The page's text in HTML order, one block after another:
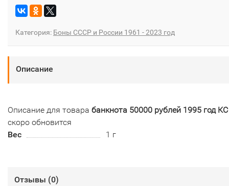
Категория: Боны СССР и России 1961 - 2023 год
Описание
Описание для товара банкнота 50000 рублей 1995 год КС
скоро обновится
Вес
1 г
Отзывы (0)